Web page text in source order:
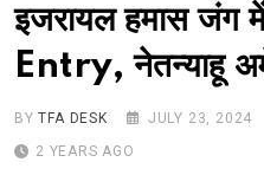
Classified
About Us
इजरायल हमास जंग
Entry, नेतन्याहू
BYTFA DESK JULY 23, 2024
2 YEARS AGO